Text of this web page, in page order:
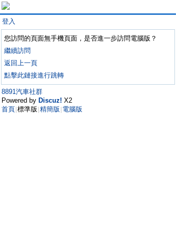
登入
您訪問的頁面無手機頁面，是否進一步訪問電腦版？
繼續訪問
返回上一頁
點擊此鏈接進行跳轉
8891汽車社群
Powered by Discuz! X2
首頁 標準版 精簡版 電腦版